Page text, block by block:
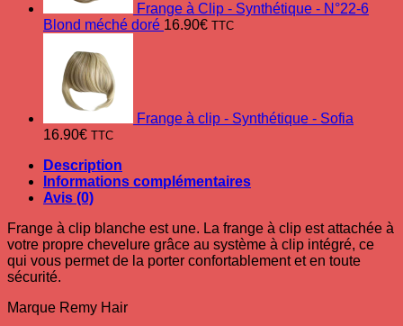
Frange à Clip - Synthétique - N°22-6
Blond méché doré 16.90€ TTC
Frange à clip - Synthétique - Sofia
16.90€ TTC
Description
Informations complémentaires
Avis (0)
Frange à clip blanche est une. La frange à clip est attachée à
votre propre chevelure grâce au système à clip intégré, ce
qui vous permet de la porter confortablement et en toute
sécurité.
Marque Remy Hair